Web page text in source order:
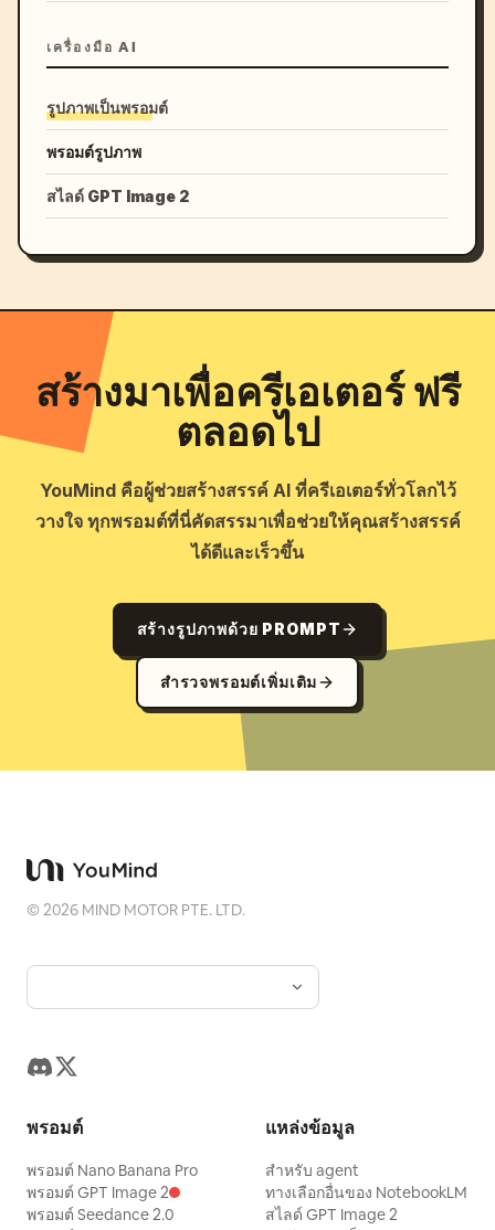
เครื่องมือ AI
รูปภาพเป็นพรอมต์
พรอมต์รูปภาพ
สไลด์ GPT Image 2
สร้างมาเพื่อครีเอเตอร์ ฟรี
ตลอดไป
YouMind คือผู้ช่วยสร้างสรรค์ AI ที่ครีเอเตอร์ทั่วโลกไว้
วางใจ ทุกพรอมต์ที่นี่คัดสรรมาเพื่อช่วยให้คุณสร้างสรรค์
ได้ดีและเร็วขึ้น
สร้างรูปภาพด้วย PROMPT
สำรวจพรอมต์เพิ่มเติม
©2026 MIND MOTOR PTE. LTD.
พรอมต์
พรอมต์ Nano Banana Pro
พรอมต์ GPT Image 2
พรอมต์ Seedance 2.0
แหล่งข้อมูล
สำหรับ agent
ทางเลือกอื่นของ NotebookLM
สไลด์ GPT Image 2